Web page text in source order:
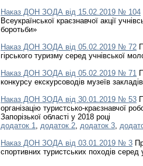
Наказ ДОН ЗОДА від 15.02.2019 № 104
Всеукраїнської краєзнавчої акції
боротьби»
Наказ ДОН ЗОДА від 05.02.2019 № 72
гірського туризму серед учнівської
Наказ ДОН ЗОДА від 05.02.2019 № 71
конкурсу екскурсоводів музеїв
Наказ ДОН ЗОДА від 30.01.2019 № 53
організацію туристсько-краєзнавчої
Запорізької області у 2018 році
додаток 1
додаток 2 додаток 3
Наказ ДОН ЗОДА від 03.01.2019 № 3
спортивних туристських походів серед